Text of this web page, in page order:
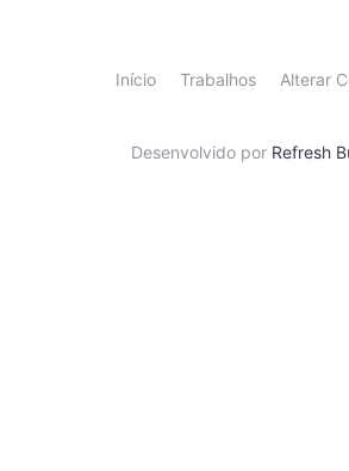
Início Trabalhos Alterar
Desenvolvido por Refresh